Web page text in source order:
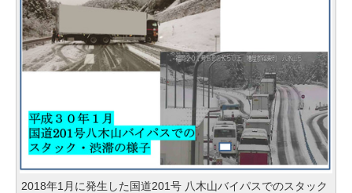
2018年1月に発生した国道201号 八木山バイパスでのスタック